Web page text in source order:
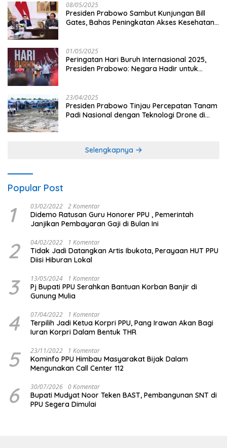
08/05/2025
Presiden Prabowo Sambut Kunjungan Bill
Gates, Bahas Peningkatan Akses Kesehatan
01/05/2025
Peringatan Hari Buruh Internasional 2025,
Presiden Prabowo: Negara Hadir untuk
23/04/2025
Presiden Prabowo Tinjau Percepatan Tanam
Padi Nasional dengan Teknologi Drone di
Selengkapnya
Popular Post
1 03/02/2022 2 Komentar
Didemo Ratusan Guru Honorer PPU , Pemerintah
Janjikan Pembayaran Gaji di Bulan Ini
2 04/02/2022 1 Komentar
Tidak Jadi Datangkan Artis Ibukota, Perayaan HUT PPU
Diisi Hiburan Lokal
3 13/05/2024 1 Komentar
Pj Bupati PPU Serahkan Bantuan Korban Banjir di
Gunung Mulia
4 07/04/2022 1 Komentar
Terpilih Jadi Ketua Korpri PPU, Pang Irawan Akan Bagi
Iuran Korpri Dalam Bentuk THR
5 23/11/2022 1 Komentar
Kominfo PPU Himbau Masyarakat Bijak Dalam
Mengunakan Call Center 112
6 30/07/2026 0 Komentar
Bupati Mudyat Noor Teken BAST, Pembangunan SNT di
PPU Segera Dimulai